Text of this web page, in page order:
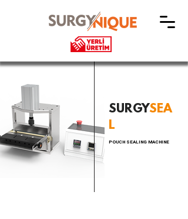
SURGYSEA
L
POUCH SEALING MACHINE